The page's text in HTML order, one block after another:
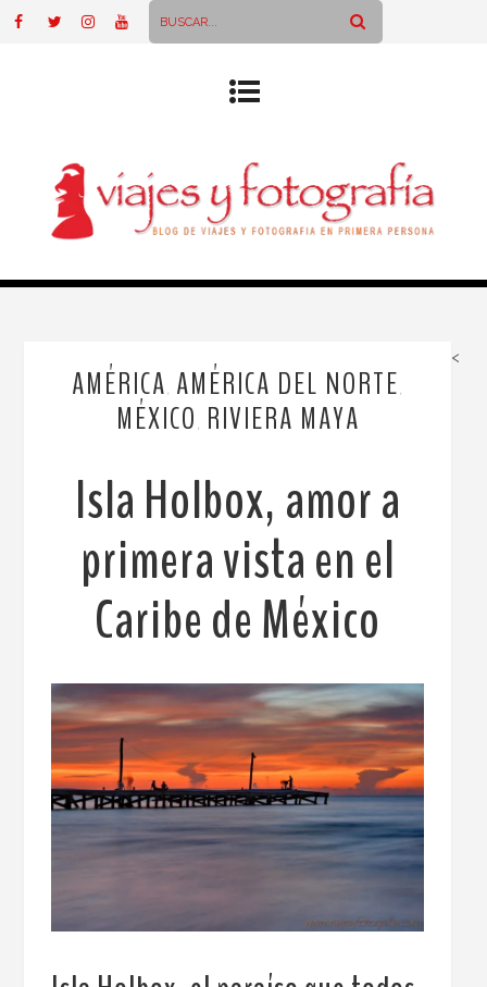
AMÉRICA AMÉRICA DEL NORTE
MÉXICO RIVIERA MAYA
Isla Holbox, amor a
primera vista en el
Caribe de México
<